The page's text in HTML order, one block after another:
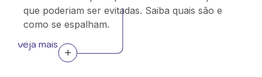
que poderiam ser evitadas. Saiba quais são e
como se espalham.
veja mais